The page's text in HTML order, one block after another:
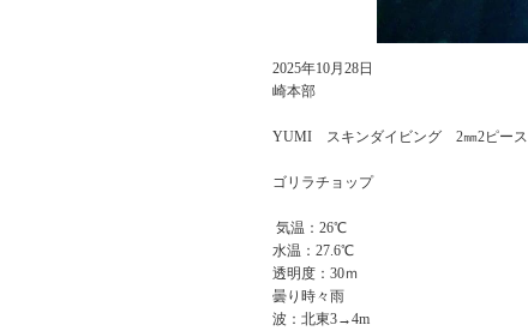
2025年10月28日
崎本部
YUMI スキンダイビング 2㎜2ピース
ゴリラチョップ
気温：26℃
水温：27.6℃
透明度：30ｍ
曇り時々雨
波：北東3→4m